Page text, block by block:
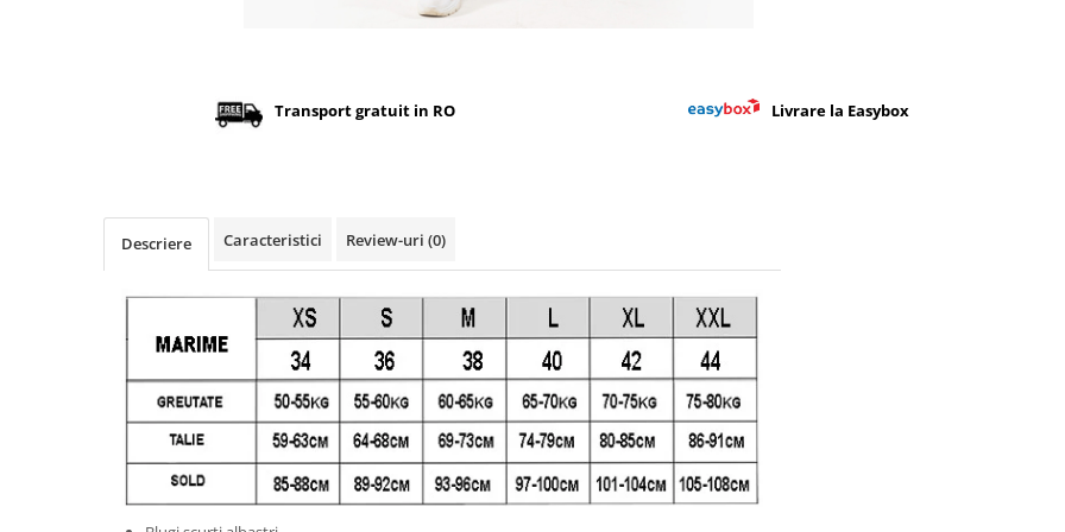
Transport gratuit in RO Livrare la Easybox
Descriere Caracteristici Review-uri (0)